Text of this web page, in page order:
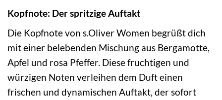
Kopfnote: Der spritzige Auftakt
Die Kopfnote von s.Oliver Women begrüßt dich
mit einer belebenden Mischung aus Bergamotte,
Apfel und rosa Pfeffer. Diese fruchtigen und
würzigen Noten verleihen dem Duft einen
frischen und dynamischen Auftakt, der sofort